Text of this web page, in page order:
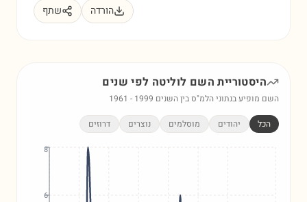
הורדה שתף
היסטוריית השם לוליטה לפי שנים
השם מופיע בנתוני הלמ"ס בין השנים 1961 - 1999
הכל יהודים מוסלמים נוצרים דרוזים
6
8